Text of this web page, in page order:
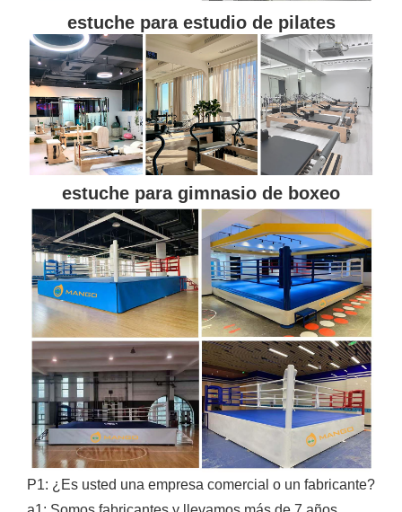
estuche para estudio de pilates
estuche para gimnasio de boxeo
P1: ¿Es usted una empresa comercial o un fabricante?